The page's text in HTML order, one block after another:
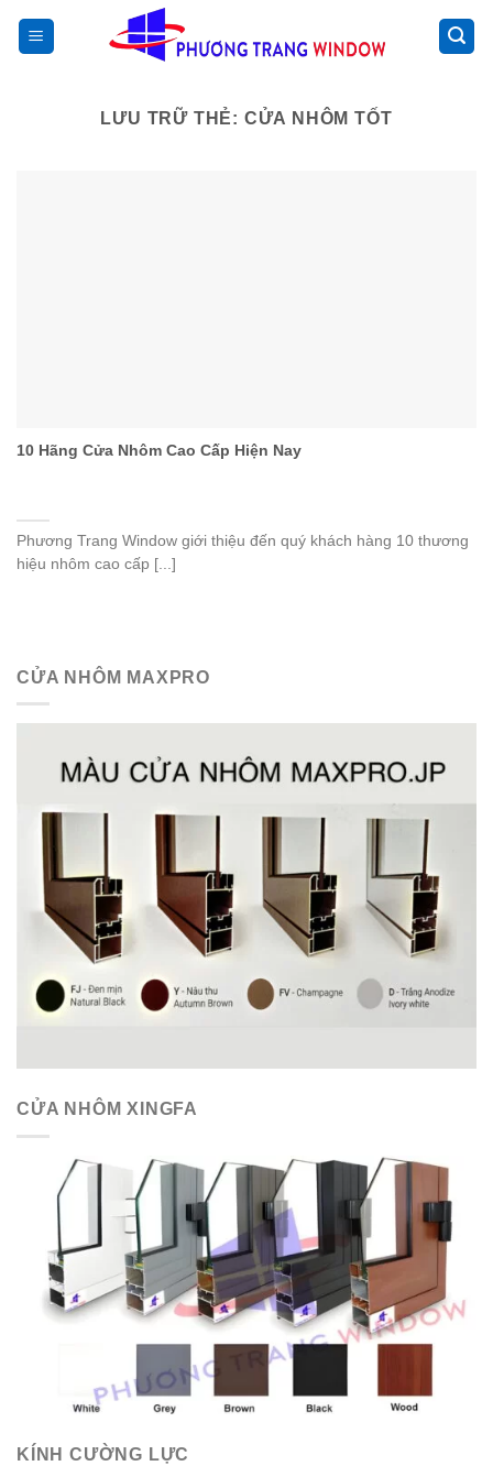
đến
LƯU TRỮ THẺ: CỬA NHÔM TỐT
10 Hãng Cửa Nhôm Cao Cấp Hiện Nay
Phương Trang Window giới thiệu đến quý khách hàng 10 thương
hiệu nhôm cao cấp [...]
CỬA NHÔM MAXPRO
CỬA NHÔM XINGFA
KÍNH CƯỜNG LỰC